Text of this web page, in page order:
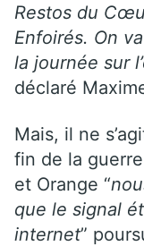
Restos du
Enfoirés. On
la journée sur
déclaré
Mais, il ne
fin de la
et Orange “
que le signal
internet”